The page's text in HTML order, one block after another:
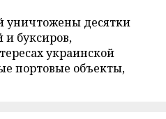
уничтожены десятки
и буксиров,
украинской
портовые объекты,